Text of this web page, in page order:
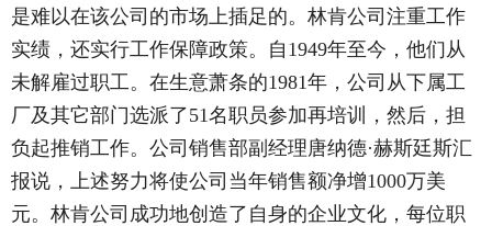
是难以在该公司的市场上插足的。林肯公司注重工作
实绩，还实行工作保障政策。自1949年至今，他们从
未解雇过职工。在生意萧条的1981年，公司从下属工
厂及其它部门选派了51名职员参加再培训，然后，担
负起推销工作。公司销售部副经理唐纳德·赫斯廷斯汇
报说，上述努力将使公司当年销售额净增1000万美
元。林肯公司成功地创造了自身的企业文化，每位职